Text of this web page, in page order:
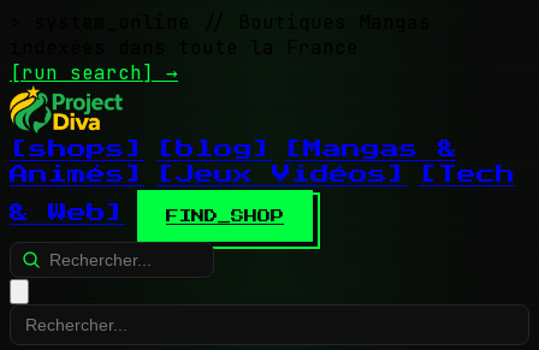
// Boutiques Mangas
indexées dans toute la France
[run search] →
[shops] [blog]
[Mangas &
Animés]
[Jeux Vidéos]
[Tech
& Web]
FIND_SHOP